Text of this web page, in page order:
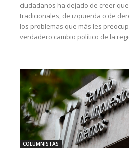
ciudadanos ha dejado de creer
tradicionales, de izquierda o de
los problemas que más les
verdadero cambio político de la
COLUMNISTAS